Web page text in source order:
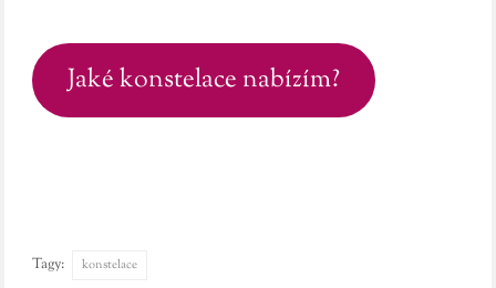
Jaké konstelace nabízím?
Tagy: konstelace